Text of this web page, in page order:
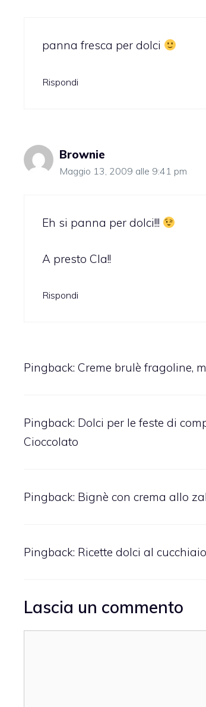
panna fresca per dolci
Rispondi
Brownie
Maggio 13, 2009 alle 9:41 pm
Eh si panna per dolci!!!
A presto Cla!!
Rispondi
Pingback: Creme brulè fragoline,
Pingback: Dolci per le feste di
Cioccolato
Pingback: Bignè con crema allo
Pingback: Ricette dolci al
Lascia un commento